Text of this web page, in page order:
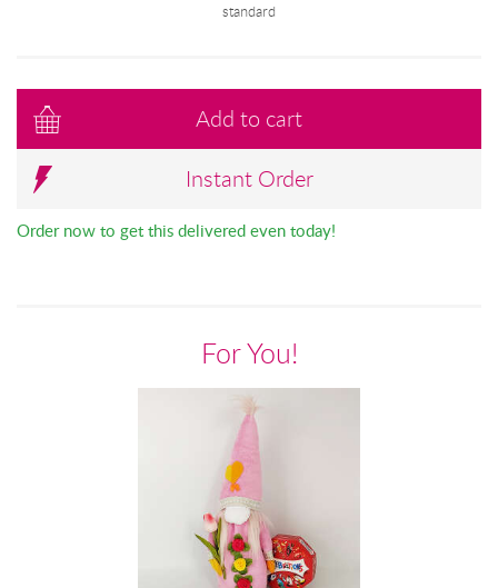
standard
Add to cart
Instant Order
Order now to get this delivered even today!
For You!